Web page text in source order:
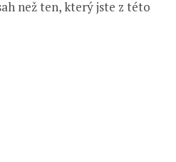
než ten, který jste z této